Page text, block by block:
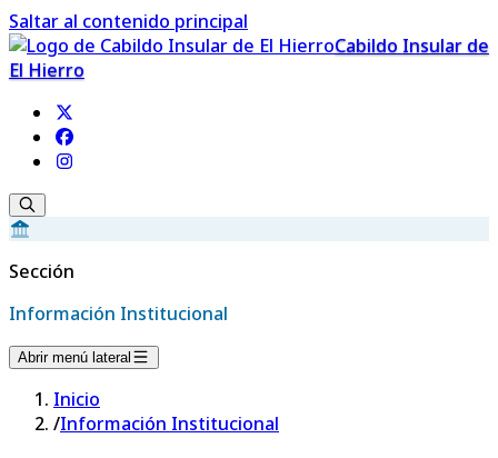
Saltar al contenido principal
Cabildo Insular de
El Hierro
Sección
Información Institucional
Abrir menú lateral
Inicio
/Información Institucional